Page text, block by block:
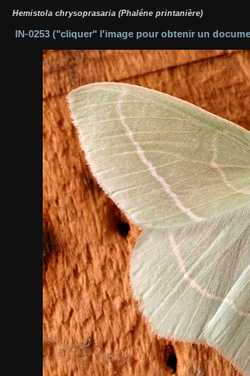
Hemistola chrysoprasaria (Phaléne printanière)
IN-0253 ("cliquer" l'image pour obtenir un